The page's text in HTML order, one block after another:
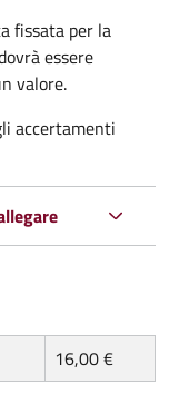
fissata per la
essere
valore.
accertamenti
16,00 €